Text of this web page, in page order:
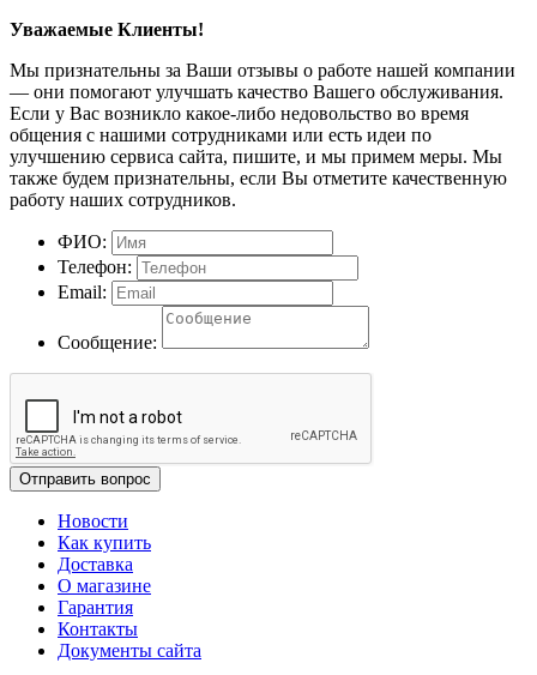
Уважаемые Клиенты!
Мы признательны за Ваши отзывы о работе нашей компании
— они помогают улучшать качество Вашего обслуживания.
Если у Вас возникло какое-либо недовольство во время
общения с нашими сотрудниками или есть идеи по
улучшению сервиса сайта, пишите, и мы примем меры. Мы
также будем признательны, если Вы отметите качественную
работу наших сотрудников.
ФИО:
Телефон:
Email:
Сообщение:
Отправить вопрос
Новости
Как купить
Доставка
О магазине
Гарантия
Контакты
Документы сайта